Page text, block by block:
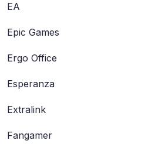
EA
Epic Games
Ergo Office
Esperanza
Extralink
Fangamer